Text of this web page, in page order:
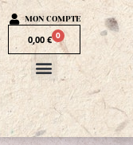
MON COMPTE
0,00 € 0